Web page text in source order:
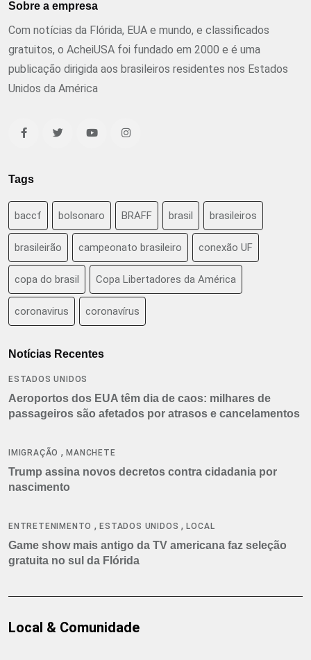
Sobre a empresa
Com notícias da Flórida, EUA e mundo, e classificados
gratuitos, o AcheiUSA foi fundado em 2000 e é uma
publicação dirigida aos brasileiros residentes nos Estados
Unidos da América
Tags
baccf bolsonaro BRAFF brasil brasileiros
brasileirão campeonato brasileiro conexão UF
copa do brasil Copa Libertadores da América
coronavirus coronavírus
Notícias Recentes
ESTADOS UNIDOS
Aeroportos dos EUA têm dia de caos: milhares de
passageiros são afetados por atrasos e cancelamentos
IMIGRAÇÃO ,MANCHETE
Trump assina novos decretos contra cidadania por
nascimento
ENTRETENIMENTO ,ESTADOS UNIDOS ,LOCAL
Game show mais antigo da TV americana faz seleção
gratuita no sul da Flórida
Local & Comunidade